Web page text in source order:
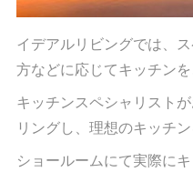
イデアルリビングでは、
方などに応じてキッチンを
キッチンスペシャリスト
リングし、理想のキッチ
ショールームにて実際に